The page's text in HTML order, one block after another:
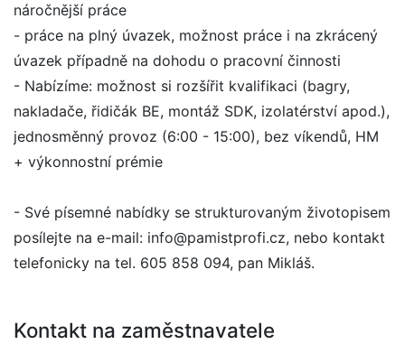
náročnější práce
- práce na plný úvazek, možnost práce i na zkrácený
úvazek případně na dohodu o pracovní činnosti
- Nabízíme: možnost si rozšířit kvalifikaci (bagry,
nakladače, řidičák BE, montáž SDK, izolatérství apod.),
jednosměnný provoz (6:00 - 15:00), bez víkendů, HM
+ výkonnostní prémie
- Své písemné nabídky se strukturovaným životopisem
posílejte na e-mail: info@pamistprofi.cz, nebo kontakt
telefonicky na tel. 605 858 094, pan Mikláš.
Kontakt na zaměstnavatele